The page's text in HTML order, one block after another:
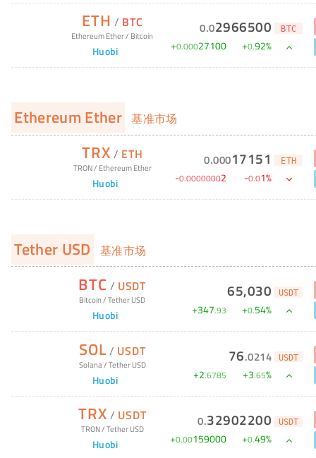
ETH / BTC
Ethereum Ether/ Bitcoin
Huobi
0.02966500 BTC
+0.00027100 +0.92%
Ethereum Ether 基准市场
TRX / ETH
TRON/ Ethereum Ether
Huobi
0.00017151 ETH
-0.00000002 -0.01%
Tether USD 基准市场
BTC / USDT
Bitcoin/Tether USD
Huobi
65,030 USDT
+347.93 +0.54%
SOL/ USDT
Solana/Tether USD
Huobi
76.0214 USDT
+2.6785 +3.65%
TRX / USDT
TRON/Tether USD
Huobi
0.32902200 USDT
+0.00159000 +0.49%